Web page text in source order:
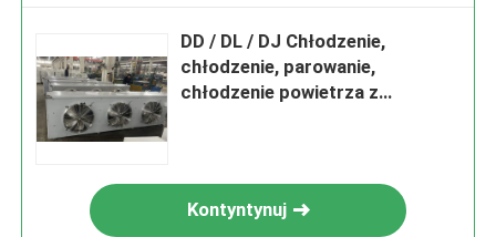
DD / DL / DJ Chłodzenie,
chłodzenie, parowanie,
chłodzenie powietrza z
Kontyntynuj